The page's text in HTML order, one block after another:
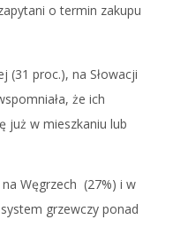
o termin zakupu
(31 proc.), na Słowacji
że ich
już w mieszkaniu lub
Węgrzech (27%) i w
grzewczy ponad